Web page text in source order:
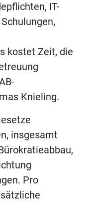
IT-
kostet Zeit, die
Knieling.
insgesamt
Pro